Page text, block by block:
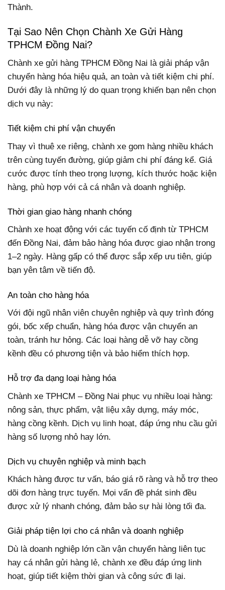
Thành.
Tại Sao Nên Chọn Chành Xe Gửi Hàng
TPHCM Đồng Nai?
Chành xe gửi hàng TPHCM Đồng Nai là giải pháp vận
chuyển hàng hóa hiệu quả, an toàn và tiết kiệm chi phí.
Dưới đây là những lý do quan trọng khiến bạn nên chọn
dịch vụ này:
Tiết kiệm chi phí vận chuyển
Thay vì thuê xe riêng, chành xe gom hàng nhiều khách
trên cùng tuyến đường, giúp giảm chi phí đáng kể. Giá
cước được tính theo trọng lượng, kích thước hoặc kiện
hàng, phù hợp với cả cá nhân và doanh nghiệp.
Thời gian giao hàng nhanh chóng
Chành xe hoạt động với các tuyến cố định từ TPHCM
đến Đồng Nai, đảm bảo hàng hóa được giao nhận trong
1–2 ngày. Hàng gấp có thể được sắp xếp ưu tiên, giúp
bạn yên tâm về tiến độ.
An toàn cho hàng hóa
Với đội ngũ nhân viên chuyên nghiệp và quy trình đóng
gói, bốc xếp chuẩn, hàng hóa được vận chuyển an
toàn, tránh hư hỏng. Các loại hàng dễ vỡ hay cồng
kềnh đều có phương tiện và bảo hiểm thích hợp.
Hỗ trợ đa dạng loại hàng hóa
Chành xe TPHCM – Đồng Nai phục vụ nhiều loại hàng:
nông sản, thực phẩm, vật liệu xây dựng, máy móc,
hàng cồng kềnh. Dịch vụ linh hoạt, đáp ứng nhu cầu gửi
hàng số lượng nhỏ hay lớn.
Dịch vụ chuyên nghiệp và minh bạch
Khách hàng được tư vấn, báo giá rõ ràng và hỗ trợ theo
dõi đơn hàng trực tuyến. Mọi vấn đề phát sinh đều
được xử lý nhanh chóng, đảm bảo sự hài lòng tối đa.
Giải pháp tiện lợi cho cá nhân và doanh nghiệp
Dù là doanh nghiệp lớn cần vận chuyển hàng liên tục
hay cá nhân gửi hàng lẻ, chành xe đều đáp ứng linh
hoạt, giúp tiết kiệm thời gian và công sức đi lại.